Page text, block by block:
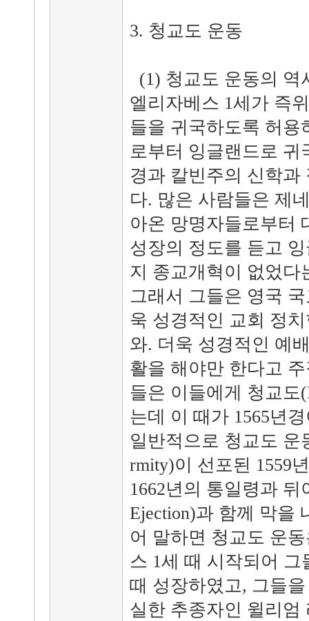
3. 청교도 운동
(1) 청교도 운동의 역
엘리자베스 1세가 즉
들을 귀국하도록 허용
로부터 잉글랜드로 귀
경과 칼빈주의 신학과
다. 많은 사람들은 제
아온 망명자들로부터
성장의 정도를 듣고
지 종교개혁이 없었다
그래서 그들은 영국
욱 성경적인 교회 정
와. 더욱 성경적인 예
활을 해야만 한다고
들은 이들에게 청교도
는데 이 때가 1565년
일반적으로 청교도 운
rmity)이 선포된 1559
1662년의 통일령과
Ejection)과 함께 막을
어 말하면 청교도 운
스 1세 때 시작되어
때 성장하였고, 그들
실한 추종자인 윌리엄